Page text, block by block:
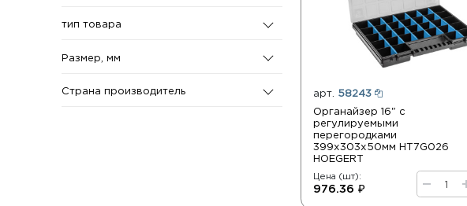
тип товара
Размер, мм
Страна производитель арт. 58243
Органайзер 16" с
регулируемыми
перегородками
399x303x50мм HT7G026
HOEGERT
Цена (шт):
976.36 ₽